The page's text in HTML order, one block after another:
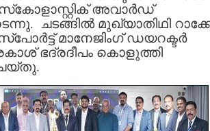
അവാർഡ്
ചടങ്ങിൽ മുഖ്യാതിഥി
മാനേജിംഗ് ഡയറക്ടർ
ഭദ്രദീപം കൊളുത്തി